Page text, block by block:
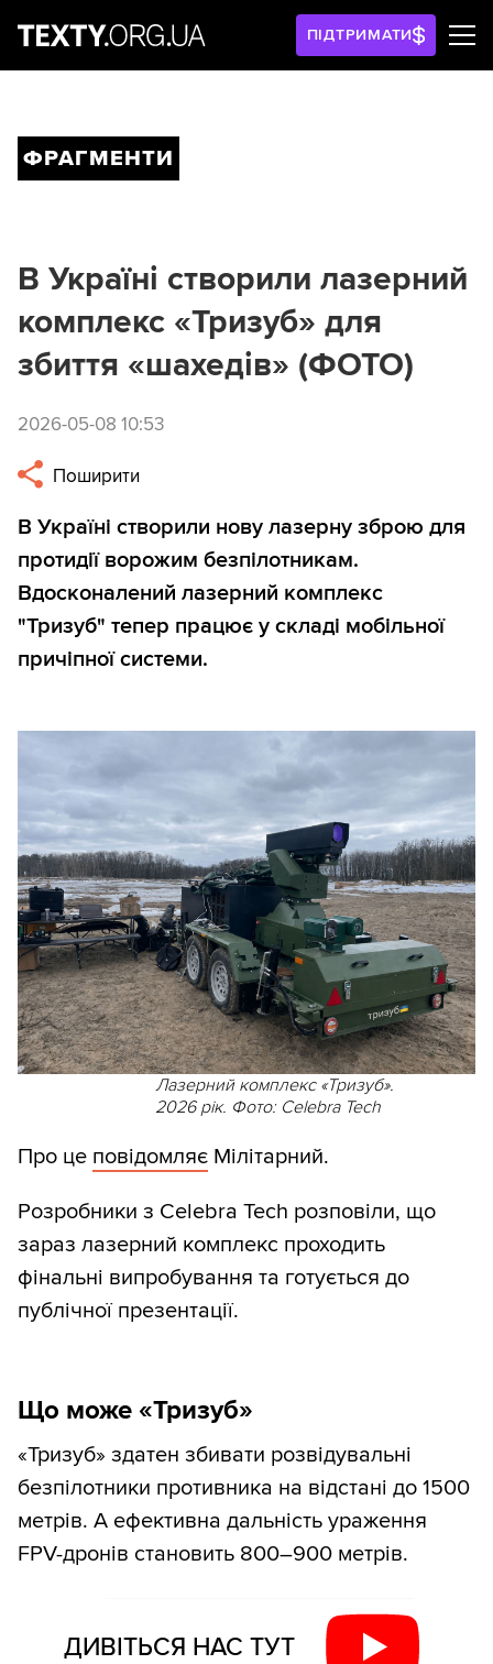
ПІДТРИМАТИ
ФРАГМЕНТИ
В Україні створили лазерний
комплекс «Тризуб» для
збиття «шахедів» (ФОТО)
2026-05-08 10:53
Поширити
В Україні створили нову лазерну зброю для
протидії ворожим безпілотникам.
Вдосконалений лазерний комплекс
"Тризуб" тепер працює у складі мобільної
причіпної системи.
Лазерний комплекс «Тризуб».
2026 рік. Фото: Celebra Tech
Про це повідомляє Мілітарний.
Розробники з Celebra Tech розповіли, що
зараз лазерний комплекс проходить
фінальні випробування та готується до
публічної презентації.
Що може «Тризуб»
«Тризуб» здатен збивати розвідувальні
безпілотники противника на відстані до 1500
метрів. А ефективна дальність ураження
FPV-дронів становить 800–900 метрів.
ДИВІТЬСЯ НАС ТУТ